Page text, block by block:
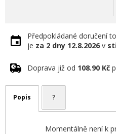
Předpokládané doručení
je za 2 dny 12.8.2026 v
Doprava již od 108.90 Kč
Popis ?
Momentálně není k